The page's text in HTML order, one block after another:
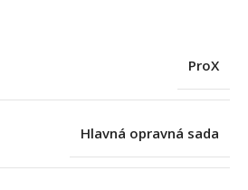
ProX
Hlavná opravná sada